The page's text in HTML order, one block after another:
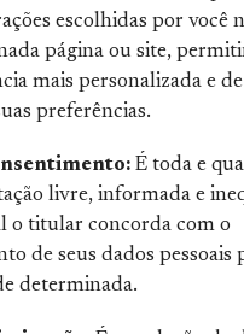
escolhidas por você
página ou site,
mais personalizada e
preferências.
É toda e
livre, informada e
o titular concorda com o
de seus dados pessoais
determinada.